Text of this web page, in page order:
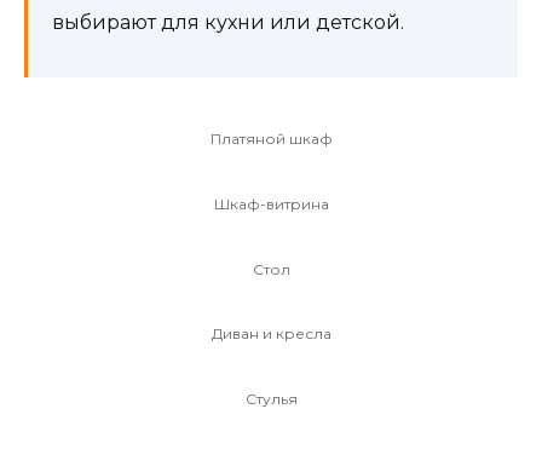
выбирают для кухни или детской.
Платяной шкаф
Шкаф-витрина
Стол
Диван и кресла
Стулья